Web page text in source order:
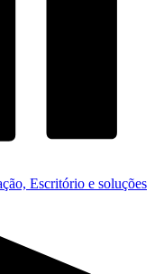
Escritório e soluções